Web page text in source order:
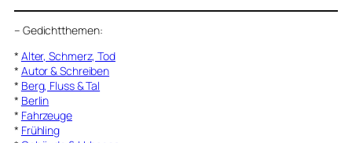
– Gedichtthemen:
* Alter, Schmerz, Tod
* Autor & Schreiben
* Berg, Fluss & Tal
* Berlin
* Fahrzeuge
* Frühling